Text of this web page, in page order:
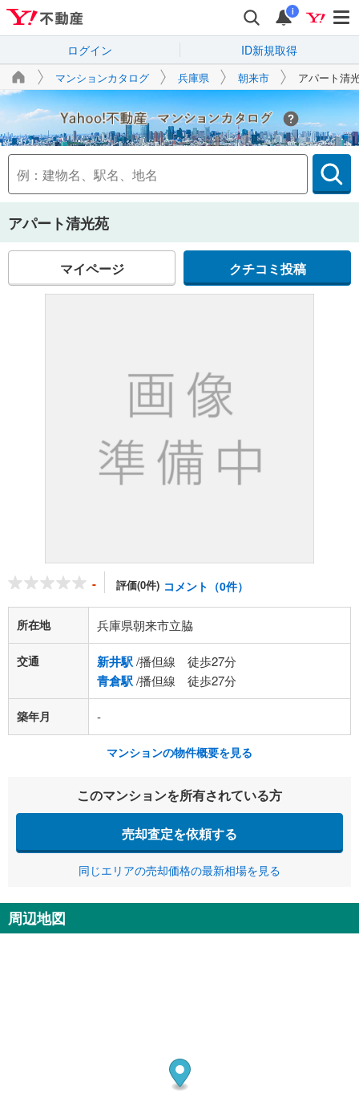
i
ログイン ID新規取得
マンションカタログ 兵庫県 朝来市 アパート清
Yahoo!不動産
アパート清光苑
マイページ クチコミ投稿
- 評価(0件) コメント（0件）
所在地 兵庫県朝来市立脇
交通 新井駅/播但線 徒歩27分
青倉駅/播但線 徒歩27分
築年月 -
マンションの物件概要を見る
このマンションを所有されている方
売却査定を依頼する
同じエリアの売却価格の最新相場を見る
周辺地図